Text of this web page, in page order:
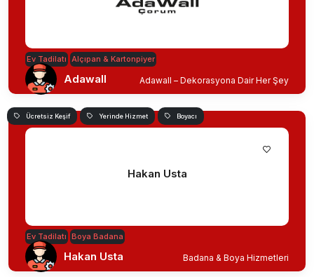
Ev Tadilatı Alçıpan & Kartonpiyer
Adawall Adawall – Dekorasyona Dair Her Şey
Hakan Usta
Ücretsiz Keşif Yerinde Hizmet Boyacı
Ev Tadilatı Boya Badana
Hakan Usta Badana & Boya Hizmetleri